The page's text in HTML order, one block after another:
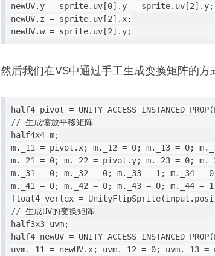
newUV.y = sprite.uv[0].y - sprite.uv[2].y;
newUV.z = sprite.uv[2].x;
然后我们在VS中通过手工生成变换矩阵的
half4 pivot =
// 生成缩放平移矩阵
half4x4 m;
m._11 = pivot.x; m._12 = 0; m._13 = 0;
m._21 = 0; m._22 = pivot.y; m._23 = 0;
m._31 = 0; m._32 = 0; m._33 = 1; m._34 =
m._41 = 0; m._42 = 0; m._43 = 0; m._44 =
float4 vertex =
// 生成UV的变换矩阵
half3x3 uvm;
half4 newUV =
uvm._11 = newUV.x; uvm._12 = 0; uvm._13 =